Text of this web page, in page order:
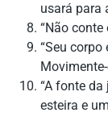
usará para
“Não conte
“Seu corpo
“A fonte
esteira e